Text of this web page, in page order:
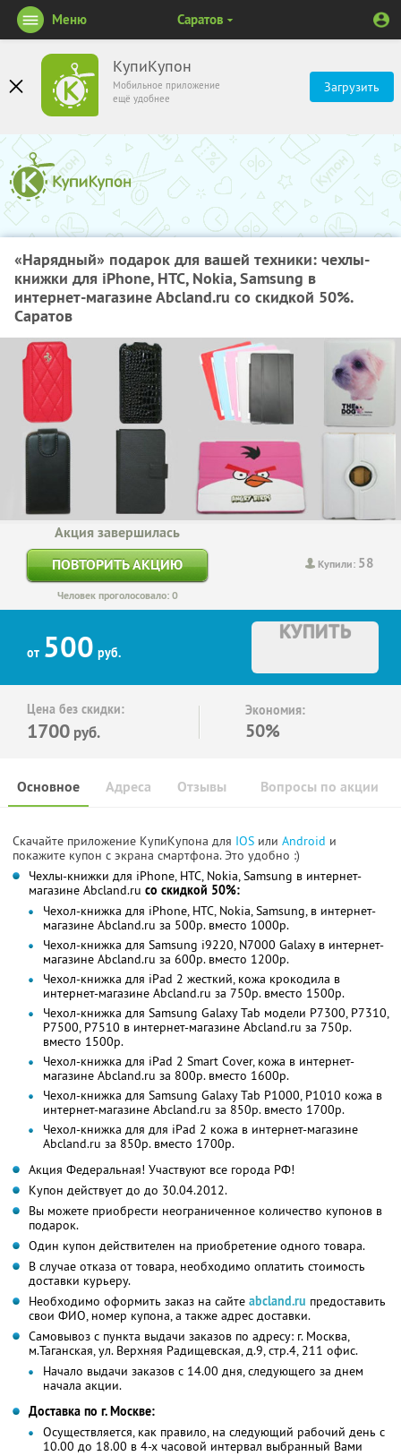
КупиКупон
Мобильное приложение
ещё удобнее
Загрузить
Меню Саратов
«Нарядный» подарок для вашей техники: чехлы-
книжки для iPhone, HTC, Nokia, Samsung в
интернет-магазине Аbcland.ru со скидкой 50%.
Саратов
Купили: 58
Акция завершилась
ПОВТОРИТЬ АКЦИЮ
Человек проголосовало: 0
от 500 руб.
КУПИТЬ
Цена без скидки:
1700 руб.
Экономия:
50%
Основное Отзывы Вопросы по акции
Адреса
Скачайте приложение КупиКупона для IOS или Android и
покажите купон с экрана смартфона. Это удобно :)
Чехлы-книжки для iPhone, HTC, Nokia, Samsung в интернет-
магазине Аbcland.ru со скидкой 50%:
Чехол-книжка для iPhone, HTC, Nokia, Samsung, в интернет-
магазине Abcland.ru за 500р. вместо 1000р.
Чехол-книжка для Samsung i9220, N7000 Galaxy в интернет-
магазине Abcland.ru за 600р. вместо 1200р.
Чехол-книжка для iPad 2 жесткий, кожа крокодила в
интернет-магазине Abcland.ru за 750р. вместо 1500р.
Чехол-книжка для Samsung Galaxy Tab модели P7300, Р7310,
Р7500, P7510 в интернет-магазине Abcland.ru за 750р.
вместо 1500р.
Чехол-книжка для iPad 2 Smart Cover, кожа в интернет-
магазине Abcland.ru за 800р. вместо 1600р.
Чехол-книжка для Samsung Galaxy Tab P1000, Р1010 кожа в
интернет-магазине Abcland.ru за 850р. вместо 1700р.
Чехол-книжка для для iPad 2 кожа в интернет-магазине
Abcland.ru за 850р. вместо 1700р.
Акция Федеральная! Участвуют все города РФ!
Купон действует до до 30.04.2012.
Вы можете приобрести неограниченное количество купонов в
подарок.
Один купон действителен на приобретение одного товара.
В случае отказа от товара, необходимо оплатить стоимость
доставки курьеру.
Необходимо оформить заказ на сайте abcland.ru предоставить
свои ФИО, номер купона, а также адрес доставки.
Самовывоз с пункта выдачи заказов по адресу: г. Москва,
м.Таганская, ул. Верхняя Радищевская, д.9, стр.4, 211 офис.
Начало выдачи заказов с 14.00 дня, следующего за днем
начала акции.
Доставка по г. Москве:
Осуществляется, как правило, на следующий рабочий день с
10.00 до 18.00 в 4-х часовой интервал выбранный Вами